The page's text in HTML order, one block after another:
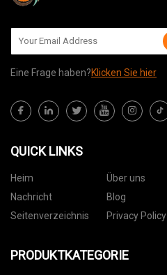
Eine Frage haben?Klicken Sie hier
QUICK LINKS
Heim Über uns
Nachricht
Blog
Seitenverzeichnis
Privacy Policy
PRODUKTKATEGORIE